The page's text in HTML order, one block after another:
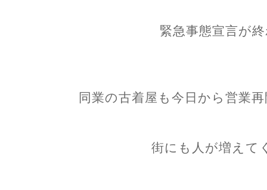
緊急事態宣言が
同業の古着屋も今日から営業
街にも人が増えて